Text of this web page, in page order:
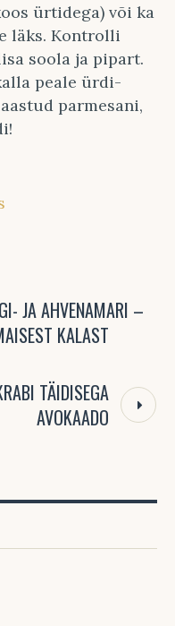
ürtidega) või ka
läks. Kontrolli
soola ja pipart.
peale ürdi-
parmesani,
JA AHVENAMARI –
KALAST
TÄIDISEGA
AVOKAADO